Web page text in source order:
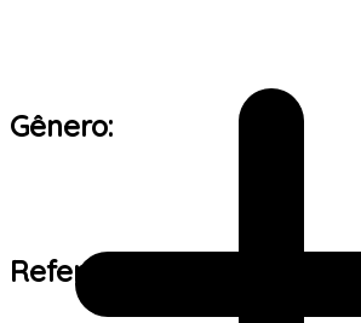
Gênero:
Referência de tamanho: